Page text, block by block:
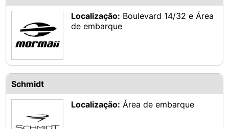
Localização: Boulevard 14/32 e Área
de embarque
Schmidt
Localização: Área de embarque